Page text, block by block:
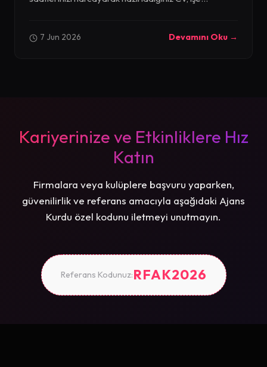
7 Jun 2026 Devamını Oku →
Kariyerinize ve Etkinliklere Hız
Katın
Firmalara veya kulüplere başvuru yaparken,
güvenilirlik ve referans amacıyla aşağıdaki Ajans
Kurdu özel kodunu iletmeyi unutmayın.
Referans Kodunuz:RFAK2026